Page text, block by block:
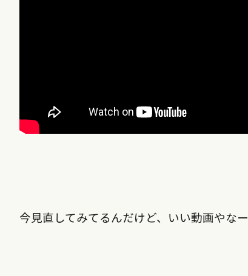
今見直してみてるんだけど、いい動画やなー